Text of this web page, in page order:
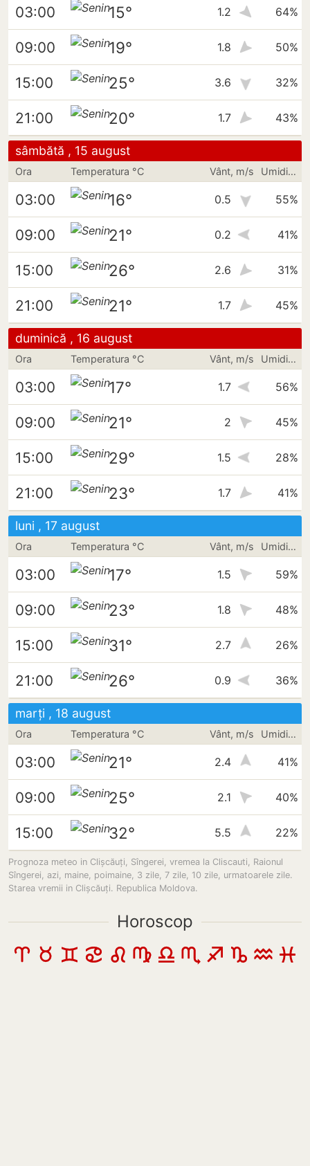
03:00 15° 1.2 64%
09:00 19° 1.8 50%
15:00 25° 3.6 32%
21:00 20° 1.7 43%
sâmbătă , 15 august
Ora Temperatura °C Vânt, m/s Umiditate
03:00 16° 0.5 55%
09:00 21° 0.2 41%
15:00 26° 2.6 31%
21:00 21° 1.7 45%
duminică , 16 august
Ora Temperatura °C Vânt, m/s Umiditate
03:00 17° 1.7 56%
09:00 21° 2 45%
15:00 29° 1.5 28%
21:00 23° 1.7 41%
luni , 17 august
Ora Temperatura °C Vânt, m/s Umiditate
03:00 17° 1.5 59%
09:00 23° 1.8 48%
15:00 31° 2.7 26%
21:00 26° 0.9 36%
marți , 18 august
Ora Temperatura °C Vânt, m/s Umiditate
03:00 21° 2.4 41%
09:00 25° 2.1 40%
15:00 32° 5.5 22%
Prognoza meteo in Clișcăuți, Sîngerei, vremea la Cliscauti, Raionul
Sîngerei, azi, maine, poimaine, 3 zile, 7 zile, 10 zile, urmatoarele zile.
Starea vremii in Clișcăuți. Republica Moldova.
Horoscop